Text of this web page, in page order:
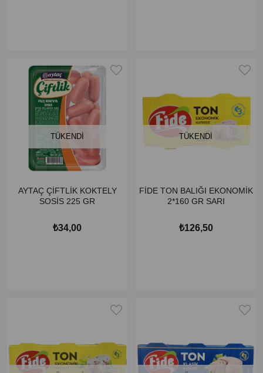
TÜKENDI
AYTAÇ ÇİFTLİK KOKTELY
SOSİS 225 GR
₺34,00
TÜKENDI
FİDE TON BALIĞI EKONOMİK
2*160 GR SARI
₺126,50